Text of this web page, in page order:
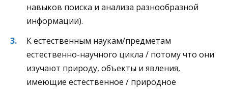
навыков поиска и анализа разнообразной
информации).
К естественным наукам/предметам
естественно-научного цикла / потому что они
изучают природу, объекты и явления,
имеющие естественное / природное